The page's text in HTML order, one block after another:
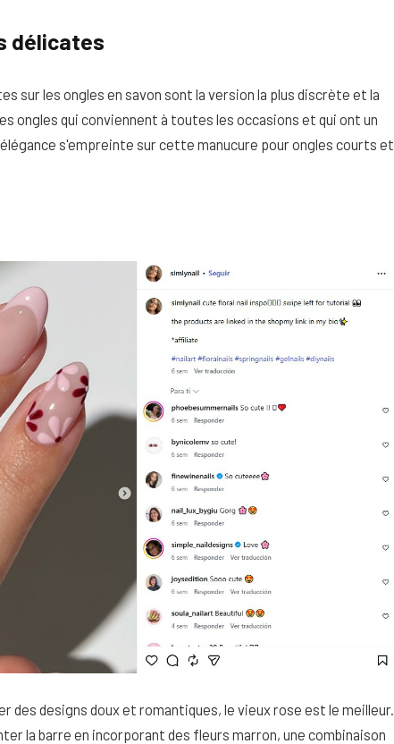
délicates
sur les ongles en savon sont la version la plus discrète et la
ongles qui conviennent à toutes les occasions et qui ont un
s'empreinte sur cette manucure pour ongles courts et
des designs doux et romantiques, le vieux rose est le meilleur.
la barre en incorporant des fleurs marron, une combinaison